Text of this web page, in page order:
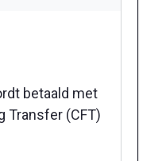
betaald met
Transfer (CFT)